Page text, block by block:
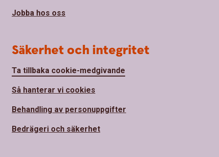
Jobba hos oss
Säkerhet och integritet
Ta tillbaka cookie-medgivande
Så hanterar vi cookies
Behandling av personuppgifter
Bedrägeri och säkerhet